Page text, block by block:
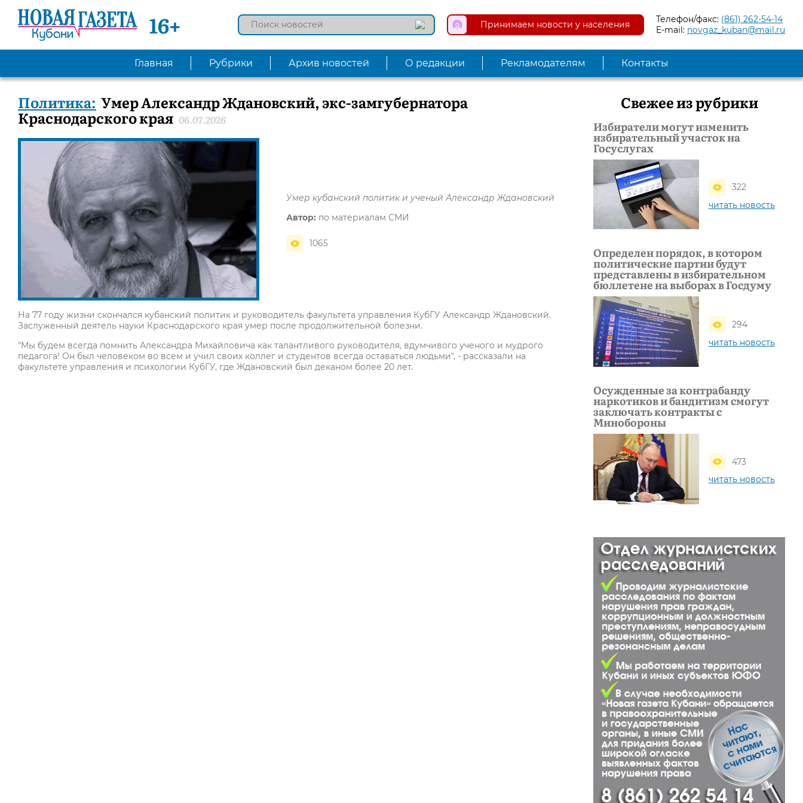
16+ Принимаем новости у населения Телефон/факс: (861) 262-54-14
E-mail: novgaz_kuban@mail.ru
Главная Рубрики Архив новостей О редакции Рекламодателям Контакты
Политика: Умер Александр Ждановский, экс-замгубернатора
Краснодарского края 06.07.2026
Умер кубанский политик и ученый Александр Ждановский
Автор: по материалам СМИ
1065
На 77 году жизни скончался кубанский политик и руководитель факультета управления КубГУ Александр Ждановский.
Заслуженный деятель науки Краснодарского края умер после продолжительной болезни.
"Мы будем всегда помнить Александра Михайловича как талантливого руководителя, вдумчивого ученого и мудрого
педагога! Он был человеком во всем и учил своих коллег и студентов всегда оставаться людьми", - рассказали на
факультете управления и психологии КубГУ, где Ждановский был деканом более 20 лет.
Свежее из рубрики
Избиратели могут изменить
избирательный участок на
Госуслугах
322
читать новость
Определен порядок, в котором
политические партии будут
представлены в избирательном
бюллетене на выборах в Госдуму
294
читать новость
Осужденные за контрабанду
наркотиков и бандитизм смогут
заключать контракты с
Минобороны
473
читать новость